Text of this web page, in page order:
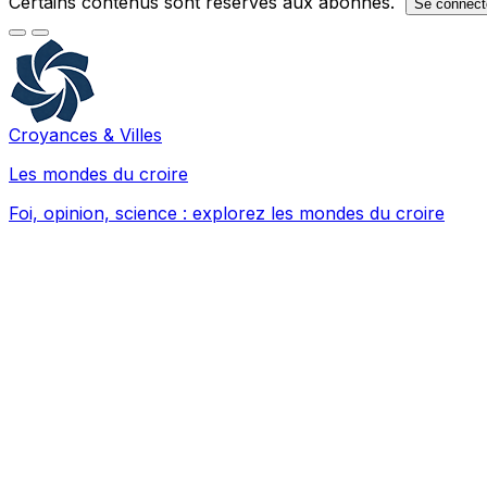
Se
Croyances & Villes
Les mondes du croire
Foi, opinion, science : explorez les mondes du croire